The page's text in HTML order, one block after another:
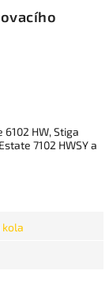
HW, Stiga
7102 HWSY a
kola